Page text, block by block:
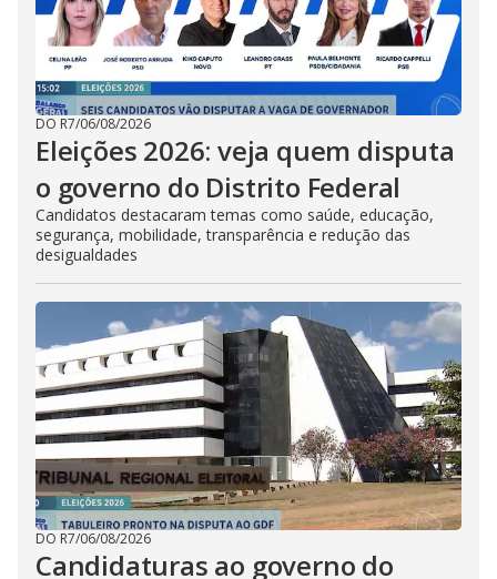
DO R7/06/08/2026
Eleições 2026: veja quem disputa
o governo do Distrito Federal
Candidatos destacaram temas como saúde, educação,
segurança, mobilidade, transparência e redução das
desigualdades
DO R7/06/08/2026
Candidaturas ao governo do